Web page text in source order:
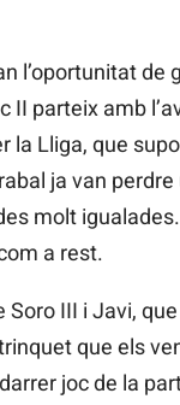
l’oportunitat
II parteix amb
Lliga, que
ja van
molt
a rest.
Soro III i Javi,
que els
joc de la